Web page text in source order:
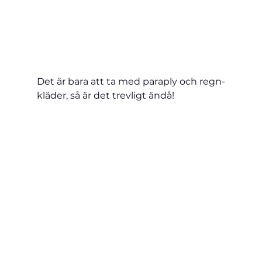
Det är bara att ta med paraply och regn-
kläder, så är det trevligt ändå!